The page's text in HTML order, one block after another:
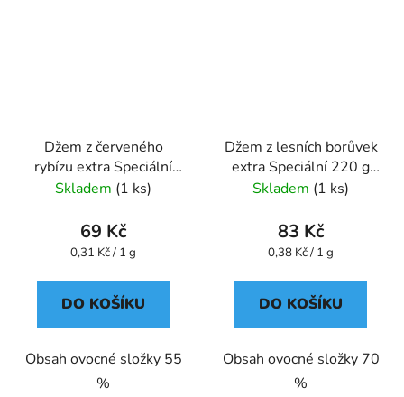
Džem z červeného
rybízu extra Speciální
220 g GREŠÍK
Skladem (1 ks)
69 Kč
Měrná
0,31 Kč / 1 g
DO KOŠÍKU
Obsah ovocné složky 55
%
Džem z lesních borůvek
extra Speciální 220 g
GREŠÍK
Skladem (1 ks)
83 Kč
Měrná
0,38 Kč / 1 g
DO KOŠÍKU
Obsah ovocné složky 70
%